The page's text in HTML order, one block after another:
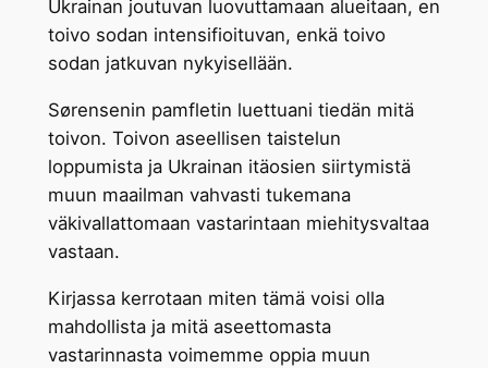
Ukrainan joutuvan luovuttamaan alueitaan, en
toivo sodan intensifioituvan, enkä toivo
sodan jatkuvan nykyisellään.
Sørensenin pamfletin luettuani tiedän mitä
toivon. Toivon aseellisen taistelun
loppumista ja Ukrainan itäosien siirtymistä
muun maailman vahvasti tukemana
väkivallattomaan vastarintaan miehitysvaltaa
vastaan.
Kirjassa kerrotaan miten tämä voisi olla
mahdollista ja mitä aseettomasta
vastarinnasta voimemme oppia muun